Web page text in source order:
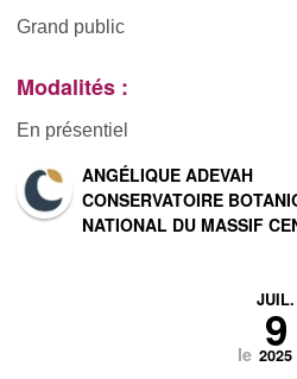
Grand public
Modalités :
En présentiel
ANGÉLIQUE ADEVAH
CONSERVATOIRE
NATIONAL DU MASSIF
le
JUIL.
9
2025